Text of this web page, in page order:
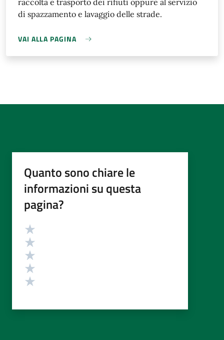
raccolta e trasporto dei rifiuti oppure al servizio
di spazzamento e lavaggio delle strade.
VAI ALLA PAGINA
Quanto sono chiare le
informazioni su questa
pagina?
Valutazione